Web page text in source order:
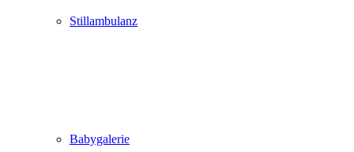
Stillambulanz
Babygalerie